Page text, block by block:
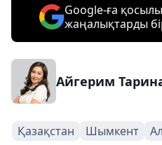
Google-ға
жаңалықтарды
Айгерим
Қазақстан Шымкент